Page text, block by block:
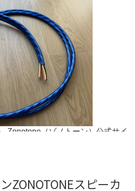
ZONOTONEスピーカ